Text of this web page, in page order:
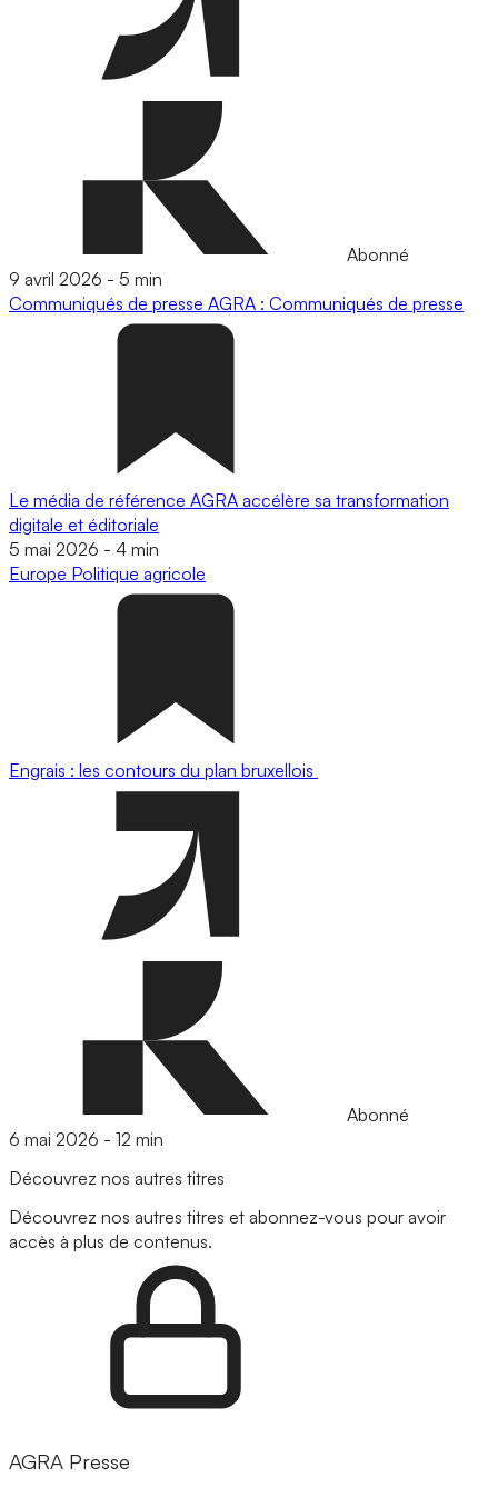
Abonné
9 avril 2026 - 5 min
Communiqués de presse AGRA : Communiqués de presse
Le média de référence AGRA accélère sa transformation
digitale et éditoriale
5 mai 2026 - 4 min
Europe Politique agricole
Engrais : les contours du plan bruxellois
Abonné
6 mai 2026 - 12 min
Découvrez nos autres titres
Découvrez nos autres titres et abonnez-vous pour avoir
accès à plus de contenus.
AGRA Presse